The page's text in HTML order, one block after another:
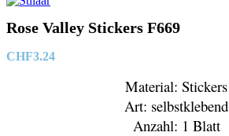
Rose Valley Stickers F669
CHF3.24
Material: Stickers
Art: selbstklebend
Anzahl: 1 Blatt